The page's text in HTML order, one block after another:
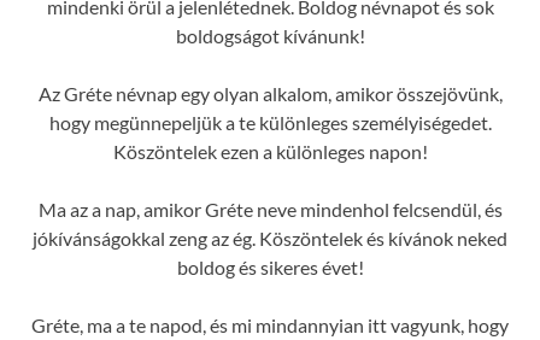
mindenki örül a jelenlétednek. Boldog névnapot és sok
boldogságot kívánunk!
Az Gréte névnap egy olyan alkalom, amikor összejövünk,
hogy megünnepeljük a te különleges személyiségedet.
Köszöntelek ezen a különleges napon!
Ma az a nap, amikor Gréte neve mindenhol felcsendül, és
jókívánságokkal zeng az ég. Köszöntelek és kívánok neked
boldog és sikeres évet!
Gréte, ma a te napod, és mi mindannyian itt vagyunk, hogy